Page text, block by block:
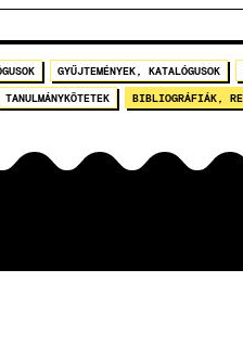
GYŰJTEMÉNYEK, KATALÓGUSOK
TANULMÁNYKÖTETEK BIBLIOGRÁFIÁK,